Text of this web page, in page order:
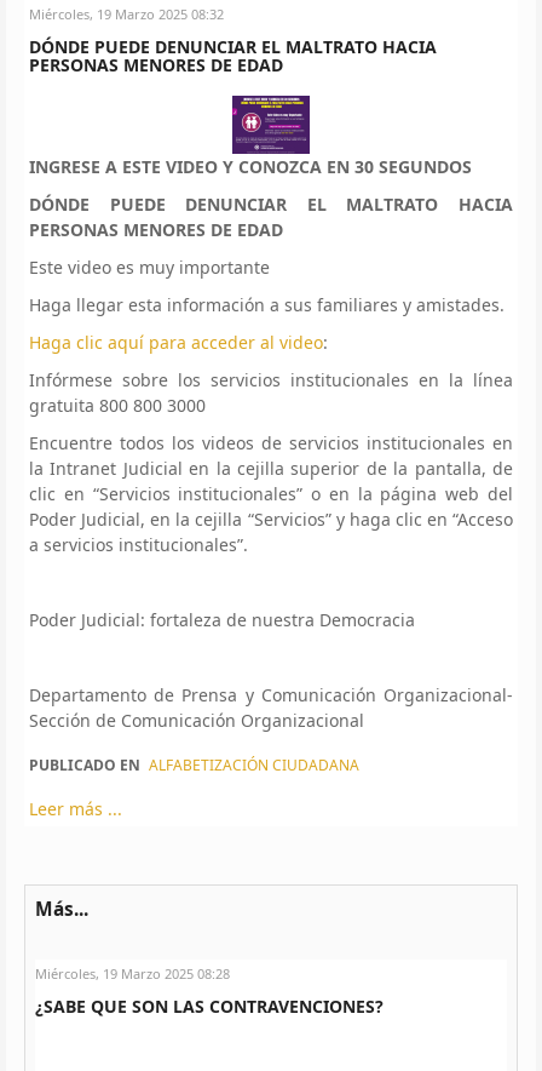
Miércoles, 19 Marzo 2025 08:32
DÓNDE PUEDE DENUNCIAR EL MALTRATO HACIA
PERSONAS MENORES DE EDAD
INGRESE A ESTE VIDEO Y CONOZCA EN 30 SEGUNDOS
DÓNDE PUEDE DENUNCIAR EL MALTRATO HACIA
PERSONAS MENORES DE EDAD
Este video es muy importante
Haga llegar esta información a sus familiares y amistades.
Haga clic aquí para acceder al video:
Infórmese sobre los servicios institucionales en la línea
gratuita 800 800 3000
Encuentre todos los videos de servicios institucionales en
la Intranet Judicial en la cejilla superior de la pantalla, de
clic en “Servicios institucionales” o en la página web del
Poder Judicial, en la cejilla “Servicios” y haga clic en “Acceso
a servicios institucionales”.
Poder Judicial: fortaleza de nuestra Democracia
Departamento de Prensa y Comunicación Organizacional-
Sección de Comunicación Organizacional
PUBLICADO EN ALFABETIZACIÓN CIUDADANA
Leer más ...
Más...
Miércoles, 19 Marzo 2025 08:28
¿SABE QUE SON LAS CONTRAVENCIONES?